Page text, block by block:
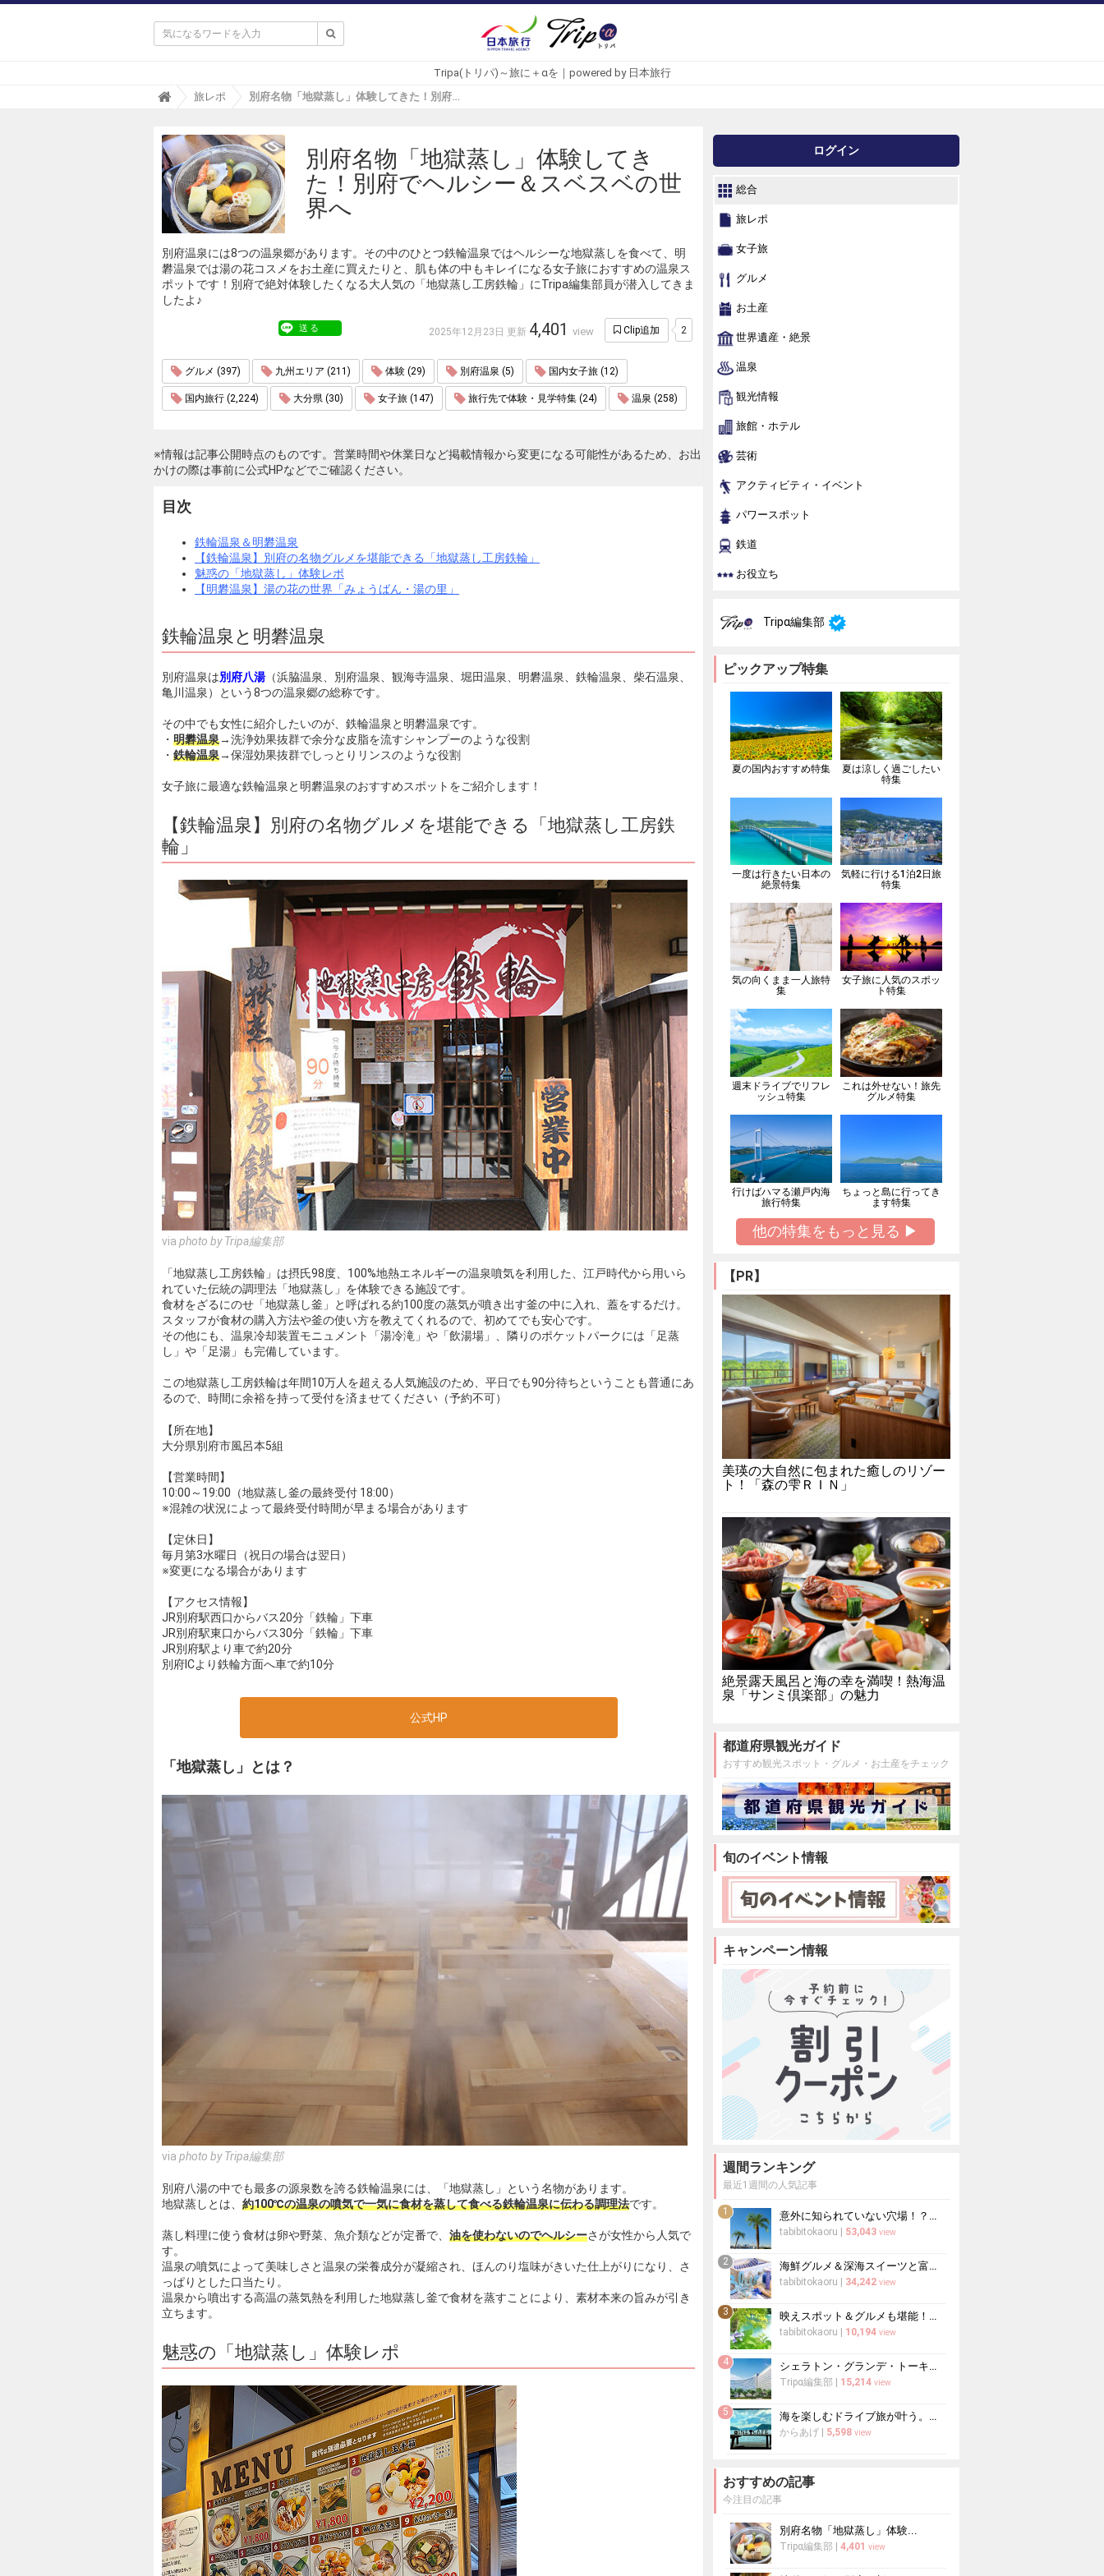
Tripa(トリパ)～旅に＋αを｜powered by 日本旅行
T
p
a
(
ト
リ
パ
旅レポ 別府名物「地獄蒸し」体験してきた！別府でヘルシー＆スベスベの世界へ - Tripa(トリパ)
別府名物「地獄蒸し」体験してき
た！別府でヘルシー＆スベスベの世
界へ
別府温泉には8つの温泉郷があります。その中のひとつ鉄輪温泉ではヘルシーな地獄蒸しを食べて、明
礬温泉では湯の花コスメをお土産に買えたりと、肌も体の中もキレイになる女子旅におすすめの温泉ス
ポットです！別府で絶対体験したくなる大人気の「地獄蒸し工房鉄輪」にTripa編集部員が潜入してきま
したよ♪
送る 2025年12月23日 更新 4,401view Clip追加 2
グルメ (397) 九州エリア (211) 体験 (29) 別府温泉 (5) 国内女子旅 (12)
国内旅行 (2,224) 大分県 (30) 女子旅 (147) 旅行先で体験・見学特集 (24) 温泉 (258)
※情報は記事公開時点のものです。営業時間や休業日など掲載情報から変更になる可能性があるため、お出
かけの際は事前に公式HPなどでご確認ください。
目次
鉄輪温泉＆明礬温泉
【鉄輪温泉】別府の名物グルメを堪能できる「地獄蒸し工房鉄輪」
魅惑の「地獄蒸し」体験レポ
【明礬温泉】湯の花の世界「みょうばん・湯の里」
鉄輪温泉と明礬温泉
別府温泉は別府八湯（浜脇温泉、別府温泉、観海寺温泉、堀田温泉、明礬温泉、鉄輪温泉、柴石温泉、
亀川温泉）という8つの温泉郷の総称です。
その中でも女性に紹介したいのが、鉄輪温泉と明礬温泉です。
・ 明礬温泉→洗浄効果抜群で余分な皮脂を流すシャンプーのような役割
・ 鉄輪温泉→保湿効果抜群でしっとりリンスのような役割
女子旅に最適な鉄輪温泉と明礬温泉のおすすめスポットをご紹介します！
【鉄輪温泉】別府の名物グルメを堪能できる「地獄蒸し工房鉄
輪」
via photo by Tripa編集部
「地獄蒸し工房鉄輪」は摂氏98度、100%地熱エネルギーの温泉噴気を利用した、江戸時代から用いら
れていた伝統の調理法「地獄蒸し」を体験できる施設です。
食材をざるにのせ「地獄蒸し釜」と呼ばれる約100度の蒸気が噴き出す釜の中に入れ、蓋をするだけ。
スタッフが食材の購入方法や釜の使い方を教えてくれるので、初めてでも安心です。
その他にも、温泉冷却装置モニュメント「湯冷滝」や「飲湯場」、隣りのポケットパークには「足蒸
し」や「足湯」も完備しています。
この地獄蒸し工房鉄輪は年間10万人を超える人気施設のため、平日でも90分待ちということも普通にあ
るので、時間に余裕を持って受付を済ませてください（予約不可）
【所在地】
大分県別府市風呂本5組
【営業時間】
10:00～19:00（地獄蒸し釜の最終受付 18:00）
※混雑の状況によって最終受付時間が早まる場合があります
【定休日】
毎月第3水曜日（祝日の場合は翌日）
※変更になる場合があります
【アクセス情報】
JR別府駅西口からバス20分「鉄輪」下車
JR別府駅東口からバス30分「鉄輪」下車
JR別府駅より車で約20分
別府ICより鉄輪方面へ車で約10分
公式HP
「地獄蒸し」とは？
via photo by Tripa編集部
別府八湯の中でも最多の源泉数を誇る鉄輪温泉には、「地獄蒸し」という名物があります。
地獄蒸しとは、 約100℃の温泉の噴気で一気に食材を蒸して食べる鉄輪温泉に伝わる調理法です。
蒸し料理に使う食材は卵や野菜、魚介類などが定番で、 油を使わないのでヘルシーさが女性から人気で
す。
温泉の噴気によって美味しさと温泉の栄養成分が凝縮され、ほんのり塩味がきいた仕上がりになり、さ
っぱりとした口当たり。
温泉から噴出する高温の蒸気熱を利用した地獄蒸し釜で食材を蒸すことにより、素材本来の旨みが引き
立ちます。
魅惑の「地獄蒸し」体験レポ
ログイン
総合
旅レポ
女子旅
グルメ
お土産
世界遺産・絶景
温泉
観光情報
旅館・ホテル
芸術
アクティビティ・イベント
パワースポット
鉄道
お役立ち
Tripα編集部
ピックアップ特集
夏の国内おすすめ特集
夏は涼しく過ごしたい
特集
一度は行きたい日本の
絶景特集
気軽に行ける1泊2日旅
特集
気の向くまま一人旅特
集
女子旅に人気のスポッ
ト特集
週末ドライブでリフレ
ッシュ特集
これは外せない！旅先
グルメ特集
行けばハマる瀬戸内海
旅行特集
ちょっと島に行ってき
ます特集
他の特集をもっと見る ▶
【PR】
美瑛の大自然に包まれた癒しのリゾー
ト！「森の雫ＲＩＮ」
絶景露天風呂と海の幸を満喫！熱海温
泉「サンミ倶楽部」の魅力
都道府県観光ガイド
おすすめ観光スポット・グルメ・お土産をチェック
旬のイベント情報
キャンペーン情報
週間ランキング
最近1週間の人気記事
1 意外に知られていない穴場！？レインボーブリッジを歩いて渡ってみたら…？
tabibitokaoru 53,043 view
2 海鮮グルメ＆深海スイーツと富士山の絶景を楽しむ沼津港日帰りモデルコース
tabibitokaoru 34,242 view
3 映えスポット＆グルメも堪能！猪苗代・裏磐梯の大自然を楽しむ夏の旅
tabibitokaoru 10,194 view
4 シェラトン・グランデ・トーキョーベイ・ホテルを楽しもう！子連れで泊まれる千...
Tripα編集部 15,214 view
5 海を楽しむドライブ旅が叶う。今話題の「伊根の舟屋」を満喫する旅へ！
からあげ 5,598 view
おすすめの記事
今注目の記事
別府名物「地獄蒸し」体験...
Tripα編集部 4,401 view